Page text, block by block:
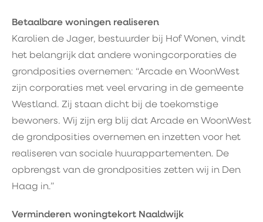
Betaalbare woningen realiseren
Karolien de Jager, bestuurder bij Hof Wonen, vindt
het belangrijk dat andere woningcorporaties de
grondposities overnemen: “Arcade en WoonWest
zijn corporaties met veel ervaring in de gemeente
Westland. Zij staan dicht bij de toekomstige
bewoners. Wij zijn erg blij dat Arcade en WoonWest
de grondposities overnemen en inzetten voor het
realiseren van sociale huurappartementen. De
opbrengst van de grondposities zetten wij in Den
Haag in.”
Verminderen woningtekort Naaldwijk